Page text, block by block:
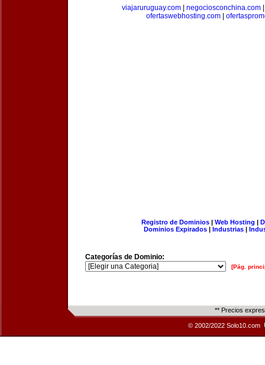
viajaruruguay.com| negociosconchina.com
ofertaswebhosting.com|
Registro de Dominios| Web Hosting |
Dominios Expirados | Industrias |
Categorías de Dominio:
[Pág.
** Precios
© 2002/2022 Solo10.com